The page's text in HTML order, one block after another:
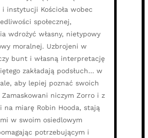
i instytucji Kościoła wobec
społecznej,
wdrożyć własny, nietypowy
moralnej. Uzbrojeni w
bunt i własną interpretację
zakładają podsłuch… w
aby lepiej poznać swoich
Zamaskowani niczym Zorro i z
na miarę Robin Hooda, stają
w swoim osiedlowym
potrzebującym i